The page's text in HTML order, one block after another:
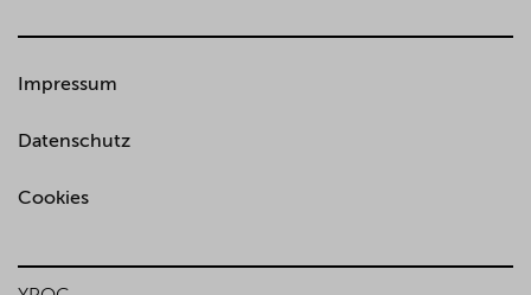
Impressum
Datenschutz
Cookies